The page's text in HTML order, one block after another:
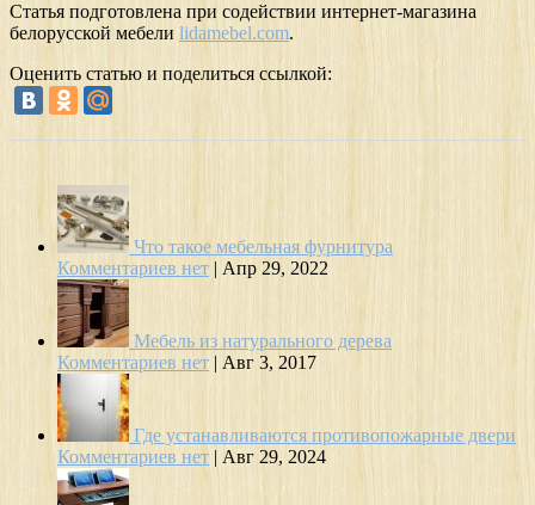
Статья подготовлена при содействии интернет-магазина
белорусской мебели lidamebel.com.
Оценить статью и поделиться ссылкой:
Что такое мебельная фурнитура
Комментариев нет | Апр 29, 2022
Мебель из натурального дерева
Комментариев нет | Авг 3, 2017
Где устанавливаются противопожарные двери
Комментариев нет | Авг 29, 2024